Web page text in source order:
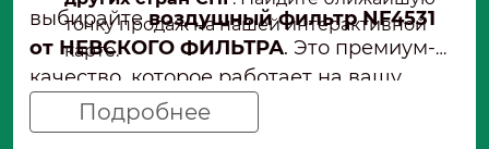
точку продаж на нашей интерактивной
карте.
выбирайтевоздушный фильтр NF4531
от НЕВСКОГО ФИЛЬТРА. Это премиум-
качество, которое работает на вашу
прибыль.Подробнее